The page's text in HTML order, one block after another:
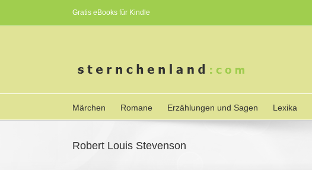
Gratis eBooks für Kindle
Märchen Romane Erzählungen und Sagen Lexika
Robert Louis Stevenson